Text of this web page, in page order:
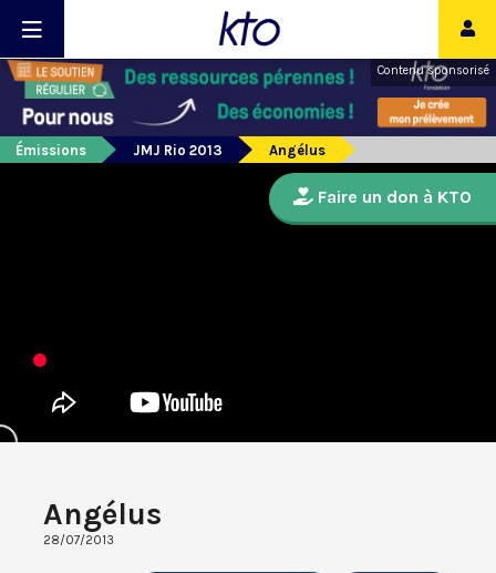
Contenu sponsorisé
Émissions JMJ Rio 2013 Angélus
Angélus
28/07/2013
Faire un don à KTO